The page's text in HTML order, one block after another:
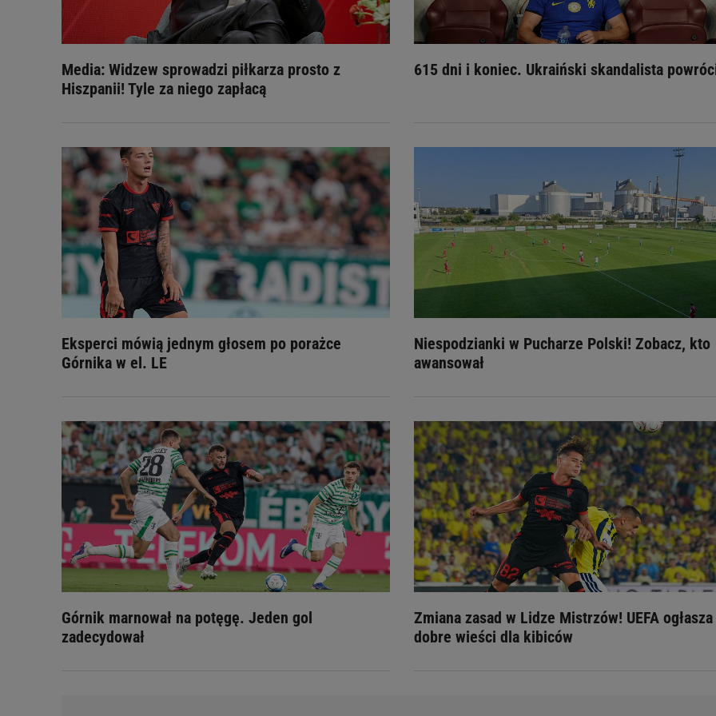
Media: Widzew sprowadzi piłkarza prosto z
Hiszpanii! Tyle za niego zapłacą
615 dni i koniec. Ukraiński skandalista
Eksperci mówią jednym głosem po porażce
Górnika w el. LE
Niespodzianki w Pucharze Polski! Zobacz, kto
awansował
Górnik marnował na potęgę. Jeden gol
zadecydował
Zmiana zasad w Lidze Mistrzów! UEFA ogłasza
dobre wieści dla kibiców